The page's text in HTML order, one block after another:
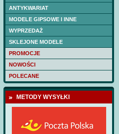
ANTYKWARIAT
MODELE GIPSOWE I INNE
WYPRZEDAŻ
SKLEJONE MODELE
PROMOCJE
NOWOŚCI
POLECANE
METODY WYSYŁKI